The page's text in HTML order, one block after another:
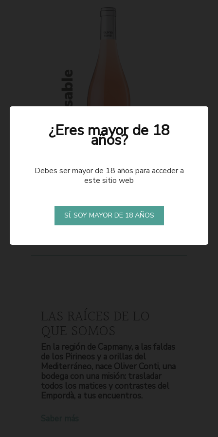
LAS RAÍCES DE LO
QUE SOMOS
En la región de Capmany, a las faldas
de los Pirineos y a orillas del
Mediterráneo, nace Oliver Conti, una
bodega con una misión: trasladar
todos los matices y contrastes del
Empordà, a tus encuentros.
¿Eres mayor de 18
años?
Debes ser mayor de 18 años para acceder a
este sitio web
SÍ, SOY MAYOR DE 18 AÑOS